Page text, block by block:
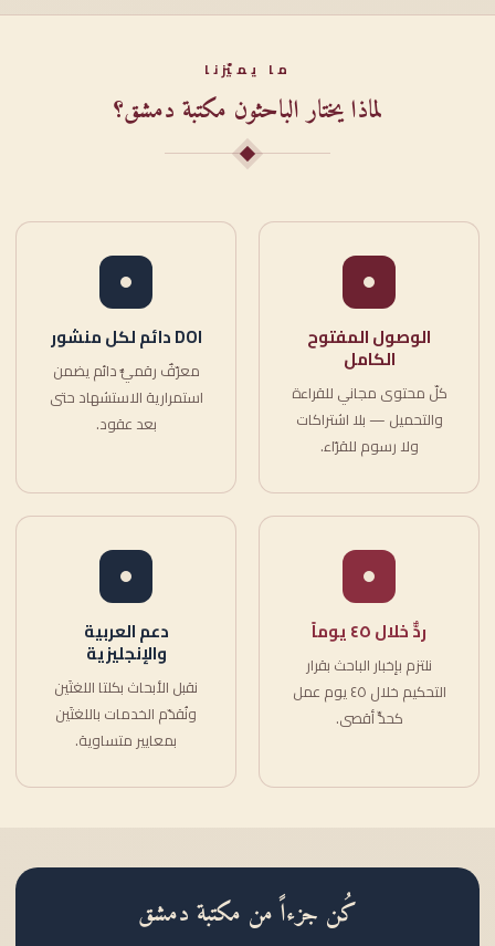
ما يميّزنا
لماذا يختار الباحثون مكتبة دمشق؟
الوصول المفتوح
الكامل
كلّ محتوى مجاني للقراءة
والتحميل — بلا اشتراكات
ولا رسوم للقرّاء.
DOI دائم لكل منشور
معرّفٌ رقميٌّ دائم يضمن
استمرارية الاستشهاد حتى
بعد عقود.
ردٌّ خلال ٤٥ يوماً
نلتزم بإخبار الباحث بقرار
التحكيم خلال ٤٥ يوم عمل
كحدٍّ أقصى.
دعم العربية
والإنجليزية
نقبل الأبحاث بكلتا اللغتَين
ونُقدّم الخدمات باللغتَين
بمعايير متساوية.
كُن جزءاً من مكتبة دمشق